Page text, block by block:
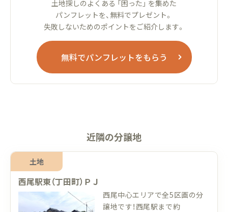
土地探しのよくある 「困った」 を集めた
パンフレットを、無料でプレゼント。
失敗しないためのポイントをご紹介します。
無料でパンフレットをもらう
近隣の分譲地
土地
西尾駅東（丁田町）ＰＪ
西尾中心エリアで全5区画の分
譲地です！西尾駅まで約